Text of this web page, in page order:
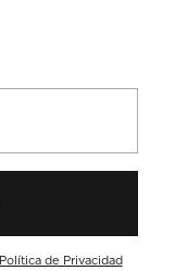
Política de Privacidad